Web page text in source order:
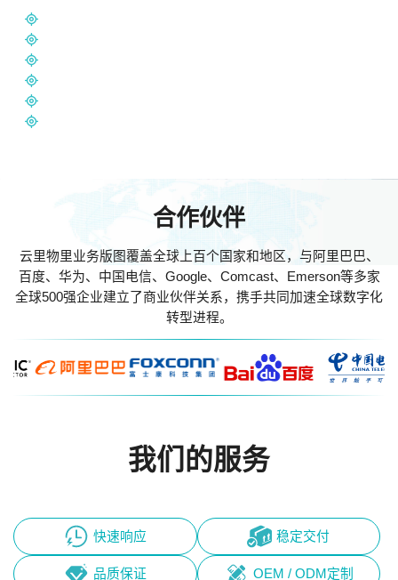
合作伙伴
云里物里业务版图覆盖全球上百个国家和地区，与阿里巴巴、
百度、华为、中国电信、Google、Comcast、Emerson等多家
全球500强企业建立了商业伙伴关系，携手共同加速全球数字化
转型进程。
我们的服务
快速响应 稳定交付
品质保证 OEM / ODM定制